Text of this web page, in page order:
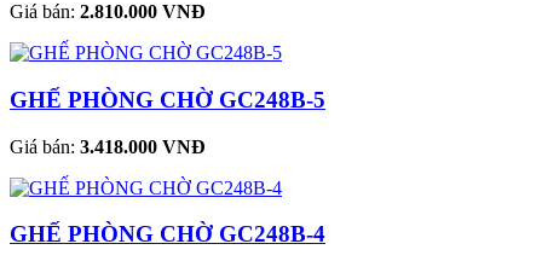
Giá bán: 2.810.000 VNĐ
GHẾ PHÒNG CHỜ GC248B-5
Giá bán: 3.418.000 VNĐ
GHẾ PHÒNG CHỜ GC248B-4